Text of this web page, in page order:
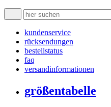
kundenservice
rücksendungen
bestellstatus
faq
versandinformationen
größentabelle